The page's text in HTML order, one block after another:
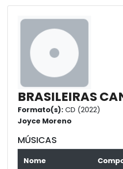
BRASILEIRAS
Formato(s): CD (2022)
Joyce Moreno
MÚSICAS
Nome